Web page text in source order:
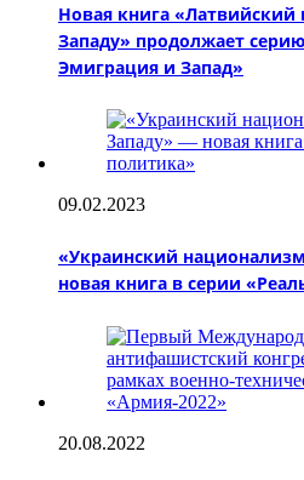
Новая книга
Западу» продолжает
Эмиграция и Запад»
09.02.2023
«Украинский
новая книга в серии
20.08.2022